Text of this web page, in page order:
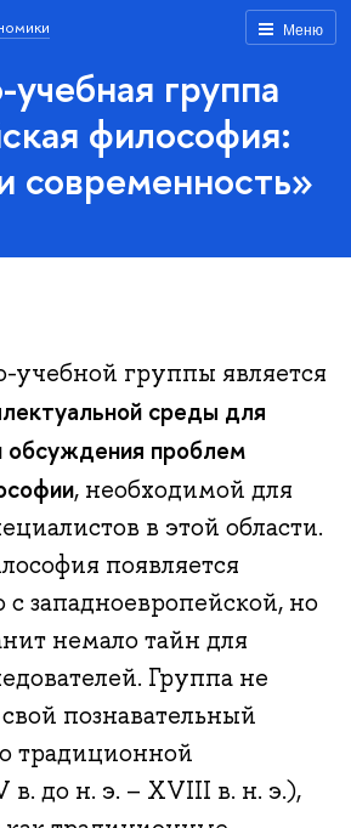
Меню
группа
философия:
современность»
группы является
среды для
обсуждения проблем
, необходимой для
в этой области.
появляется
западноевропейской, но
немало тайн для
Группа не
познавательный
традиционной
до н. э. – XVIII в. н. э.),